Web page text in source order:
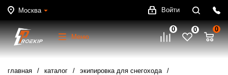
Москва Войти
Меню
0 0 0
главная каталог
экипировка для снегохода